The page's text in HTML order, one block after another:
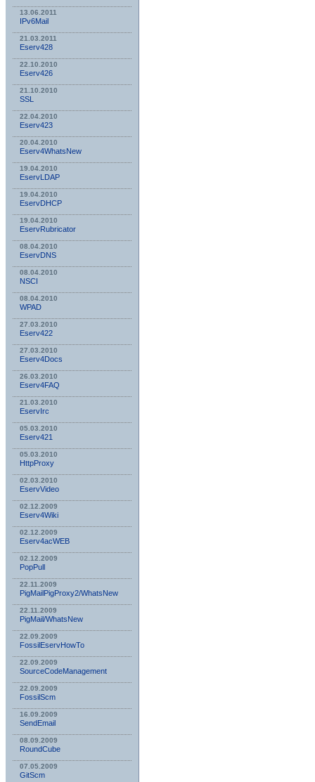
13.06.2011
IPv6Mail
21.03.2011
Eserv428
22.10.2010
Eserv426
21.10.2010
SSL
22.04.2010
Eserv423
20.04.2010
Eserv4WhatsNew
19.04.2010
EservLDAP
19.04.2010
EservDHCP
19.04.2010
EservRubricator
08.04.2010
EservDNS
08.04.2010
NSСI
08.04.2010
WPAD
27.03.2010
Eserv422
27.03.2010
Eserv4Docs
26.03.2010
Eserv4FAQ
21.03.2010
EservIrc
05.03.2010
Eserv421
05.03.2010
HttpProxy
02.03.2010
EservVideo
02.12.2009
Eserv4Wiki
02.12.2009
Eserv4acWEB
02.12.2009
PopPull
22.11.2009
PigMailPigProxy2/WhatsNew
22.11.2009
PigMail/WhatsNew
22.09.2009
FossilEservHowTo
22.09.2009
SourceCodeManagement
22.09.2009
FossilScm
16.09.2009
SendEmail
08.09.2009
RoundCube
07.05.2009
GitScm